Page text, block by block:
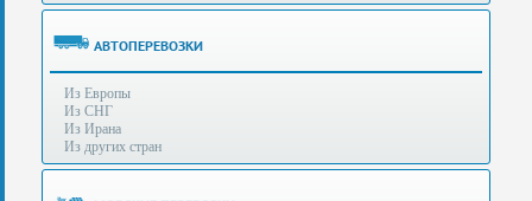
консультации
(Без
выходных
8:00
до
АВТОПЕРЕВОЗКИ
Из Европы
Из СНГ
Из Ирана
Из других стран